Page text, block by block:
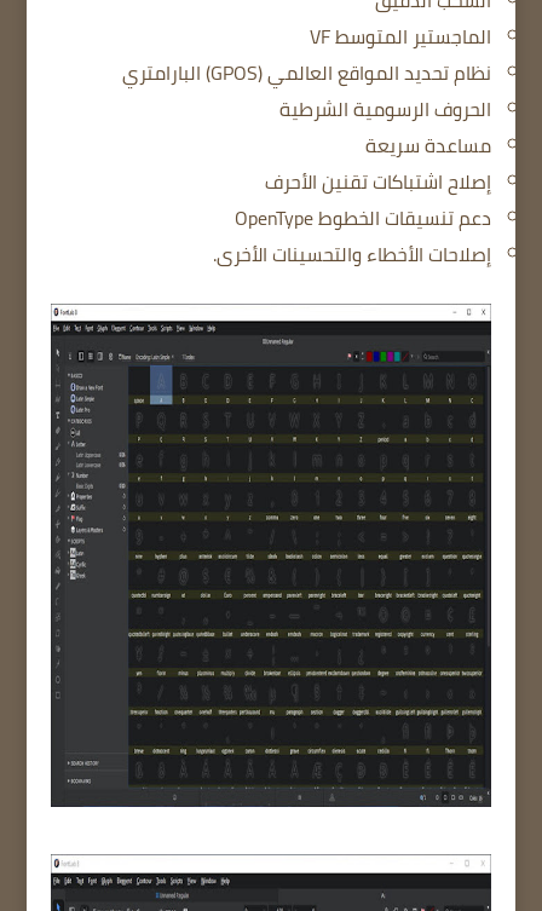
الماجستير المتوسط ​​VF
نظام تحديد المواقع العالمي (GPOS) البارامتري
الحروف الرسومية الشرطية
مساعدة سريعة
إصلاح اشتباكات تقنين الأحرف
دعم تنسيقات الخطوط OpenType
إصلاحات الأخطاء والتحسينات الأخرى.